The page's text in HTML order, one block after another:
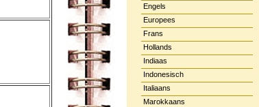
Engels
Europees
Frans
Hollands
Indiaas
Indonesisch
Italiaans
Marokkaans